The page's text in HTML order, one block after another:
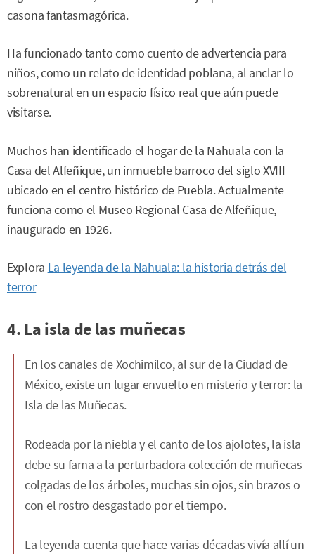
casona fantasmagórica.
Ha funcionado tanto como cuento de advertencia para
niños, como un relato de identidad poblana, al anclar lo
sobrenatural en un espacio físico real que aún puede
visitarse.
Muchos han identificado el hogar de la Nahuala con la
Casa del Alfeñique, un inmueble barroco del siglo XVIII
ubicado en el centro histórico de Puebla. Actualmente
funciona como el Museo Regional Casa de Alfeñique,
inaugurado en 1926.
Explora La leyenda de la Nahuala: la historia detrás del
terror
4. La isla de las muñecas
En los canales de Xochimilco, al sur de la Ciudad de
México, existe un lugar envuelto en misterio y terror: la
Isla de las Muñecas.
Rodeada por la niebla y el canto de los ajolotes, la isla
debe su fama a la perturbadora colección de muñecas
colgadas de los árboles, muchas sin ojos, sin brazos o
con el rostro desgastado por el tiempo.
La leyenda cuenta que hace varias décadas vivía allí un